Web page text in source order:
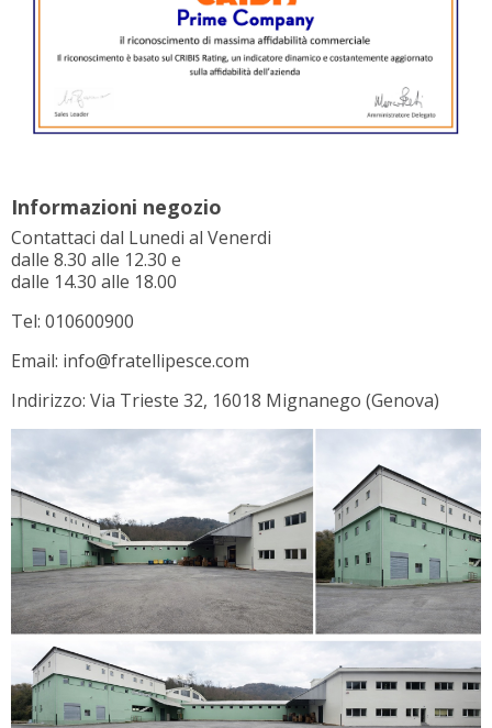
Informazioni negozio
Contattaci dal Lunedi al Venerdi
dalle 8.30 alle 12.30 e
dalle 14.30 alle 18.00
Tel: 010600900
Email: info@fratellipesce.com
Indirizzo: Via Trieste 32, 16018 Mignanego (Genova)